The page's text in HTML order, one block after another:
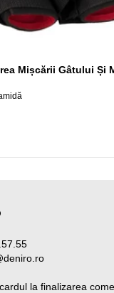
Mișcării Gâtului Și
la finalizarea